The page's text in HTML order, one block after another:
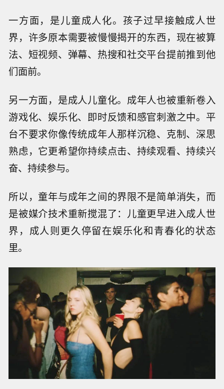
一方面，是儿童成人化。孩子过早接触成人世
界，许多原本需要被慢慢揭开的东西，现在被算
法、短视频、弹幕、热搜和社交平台提前推到他
们面前。
另一方面，是成人儿童化。成年人也被重新卷入
游戏化、娱乐化、即时反馈和感官刺激之中。平
台不要求你像传统成年人那样沉稳、克制、深思
熟虑，它更希望你持续点击、持续观看、持续兴
奋、持续参与。
所以，童年与成年之间的界限不是简单消失，而
是被媒介技术重新搅混了：儿童更早进入成人世
界，成人则更久停留在娱乐化和青春化的状态
里。